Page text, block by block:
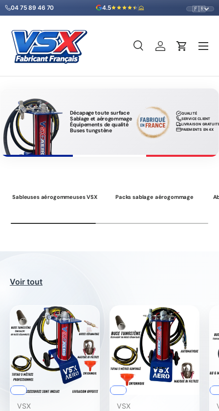
Aller au contenu
04 75 89 46 70 4.5 🇫🇷
Recherche
Type de produit
RechercheSe connecter
Panier
Menu
Sableuses aérogommeuses
Décapage toute surface
Sablage et aérogommage
Équipements de qualité
Buses tungstène
QUALITÉ
SERVICE CLIENT
LIVRAISON
PAIEMENTS EN 4X
Sableuses aérogommeuses VSX Packs sablage aérogommage
Voir tout
VSX
VSX